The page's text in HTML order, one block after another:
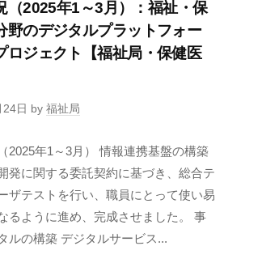
（2025年1～3月）：福祉・保
野のデジタルプラットフォー
ロジェクト【福祉局・保健医
日 by 福祉局
2025年1～3月） 情報連携基盤の構築
発に関する委託契約に基づき、総合テ
ザテストを行い、職員にとって使い易
るように進め、完成させました。 事
ルの構築 デジタルサービス...